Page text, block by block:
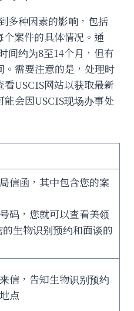
多种因素的影响，包括
案件的具体情况。通
间约为8至14个月，但有
需要注意的是，处理时
USCIS网站以获取最新
会因USCIS现场办事处
信函，其中包含您的案
码，您就可以查看美领
生物识别预约和面谈的
信，告知生物识别预约
点